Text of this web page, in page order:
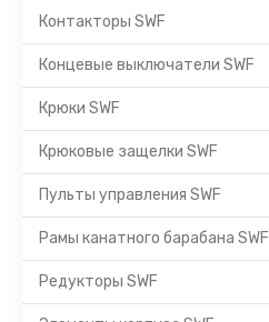
Контакторы SWF
Концевые выключатели SWF
Крюки SWF
Крюковые защелки SWF
Пульты управления SWF
Рамы канатного барабана SWF
Редукторы SWF